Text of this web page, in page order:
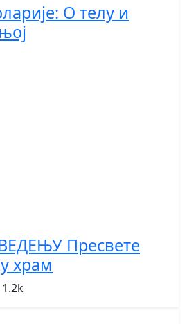
О телу и
Пресвете
храм
1.2k